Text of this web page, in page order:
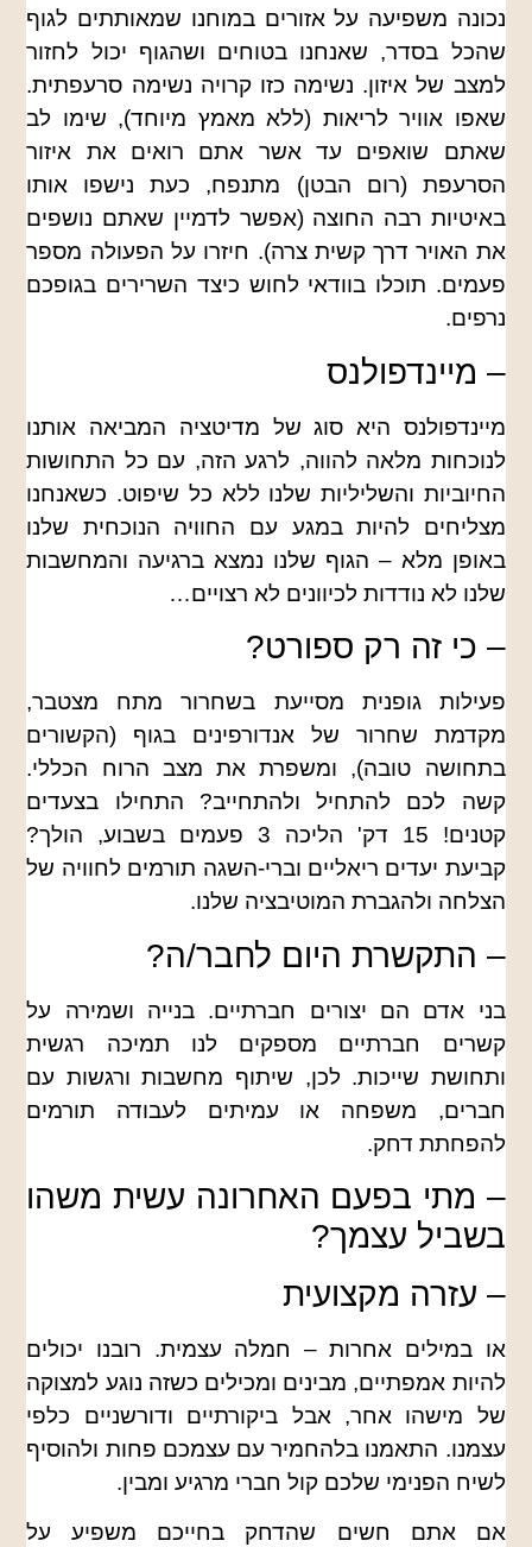
נכונה משפיעה על אזורים במוחנו שמאותתים לגוף
שהכל בסדר, שאנחנו בטוחים ושהגוף יכול לחזור
למצב של איזון. נשימה כזו קרויה נשימה סרעפתית.
שאפו אוויר לריאות (ללא מאמץ מיוחד), שימו לב
שאתם שואפים עד אשר אתם רואים את איזור
הסרעפת (רום הבטן) מתנפח, כעת נישפו אותו
באיטיות רבה החוצה (אפשר לדמיין שאתם נושפים
את האויר דרך קשית צרה). חיזרו על הפעולה מספר
פעמים. תוכלו בוודאי לחוש כיצד השרירים בגופכם
נרפים.
– מיינדפולנס
מיינדפולנס היא סוג של מדיטציה המביאה אותנו
לנוכחות מלאה להווה, לרגע הזה, עם כל התחושות
החיוביות והשליליות שלנו ללא כל שיפוט. כשאנחנו
מצליחים להיות במגע עם החוויה הנוכחית שלנו
באופן מלא – הגוף שלנו נמצא ברגיעה והמחשבות
שלנו לא נודדות לכיוונים לא רצויים…
– כי זה רק ספורט?
פעילות גופנית מסייעת בשחרור מתח מצטבר,
מקדמת שחרור של אנדורפינים בגוף (הקשורים
בתחושה טובה), ומשפרת את מצב הרוח הכללי.
קשה לכם להתחיל ולהתחייב? התחילו בצעדים
קטנים! 15 דק' הליכה 3 פעמים בשבוע, הולך?
קביעת יעדים ריאליים וברי-השגה תורמים לחוויה של
הצלחה ולהגברת המוטיבציה שלנו.
– התקשרת היום לחבר/ה?
בני אדם הם יצורים חברתיים. בנייה ושמירה על
קשרים חברתיים מספקים לנו תמיכה רגשית
ותחושת שייכות. לכן, שיתוף מחשבות ורגשות עם
חברים, משפחה או עמיתים לעבודה תורמים
להפחתת דחק.
– מתי בפעם האחרונה עשית משהו
בשביל עצמך?
– עזרה מקצועית
או במילים אחרות – חמלה עצמית. רובנו יכולים
להיות אמפתיים, מבינים ומכילים כשזה נוגע למצוקה
של מישהו אחר, אבל ביקורתיים ודורשניים כלפי
עצמנו. התאמנו בלהחמיר עם עצמכם פחות ולהוסיף
לשיח הפנימי שלכם קול חברי מרגיע ומבין.
אם אתם חשים שהדחק בחייכם משפיע על